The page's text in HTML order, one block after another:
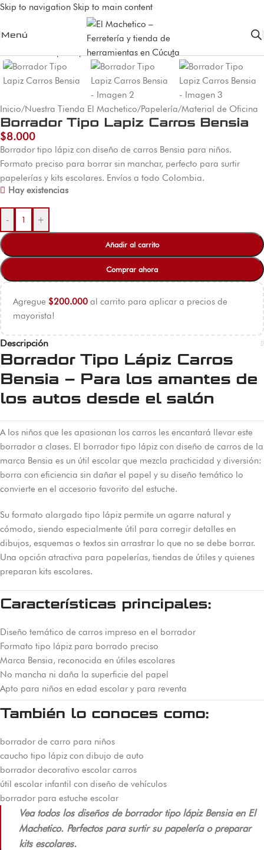
Skip to navigation Skip to main content
Menú
Inicio/Nuestra Tienda El Machetico/Papelería/Material de Oficina
Borrador Tipo Lapiz Carros Bensia
$8.000
Borrador tipo lápiz con diseño de carros Bensia para niños.
Formato preciso para borrar sin manchar, perfecto para surtir
papelerías y kits escolares. Envíos a todo Colombia.
Hay existencias
- +
Añadir al carrito
Comprar ahora
Agregue $200.000 al carrito para aplicar a precios de
mayorista!
Descripción
Borrador Tipo Lápiz Carros
Bensia – Para los amantes de
los autos desde el salón
A los niños que les apasionan los carros les encantará llevar este
borrador a clases. El borrador tipo lápiz con diseño de carros de la
marca Bensia es un útil escolar que mezcla practicidad y diversión:
borra con eficiencia sin dañar el papel y su diseño temático lo
convierte en el accesorio favorito del estuche.
Su formato alargado tipo lápiz permite un agarre natural y
cómodo, siendo especialmente útil para corregir detalles en
dibujos, esquemas o textos sin arrastrar lo que no se debe borrar.
Una opción atractiva para papelerías, tiendas de útiles y quienes
preparan kits escolares.
Características principales:
Diseño temático de carros impreso en el borrador
Formato tipo lápiz para borrado preciso
Marca Bensia, reconocida en útiles escolares
No mancha ni daña la superficie del papel
Apto para niños en edad escolar y para reventa
También lo conoces como:
borrador de carro para niños
caucho tipo lápiz con dibujo de auto
borrador decorativo escolar carros
útil escolar infantil con diseño de vehículos
borrador para estuche escolar
Vea todos los diseños de borrador tipo lápiz Bensia en El
Machetico. Perfectos para surtir su papelería o preparar
kits escolares.